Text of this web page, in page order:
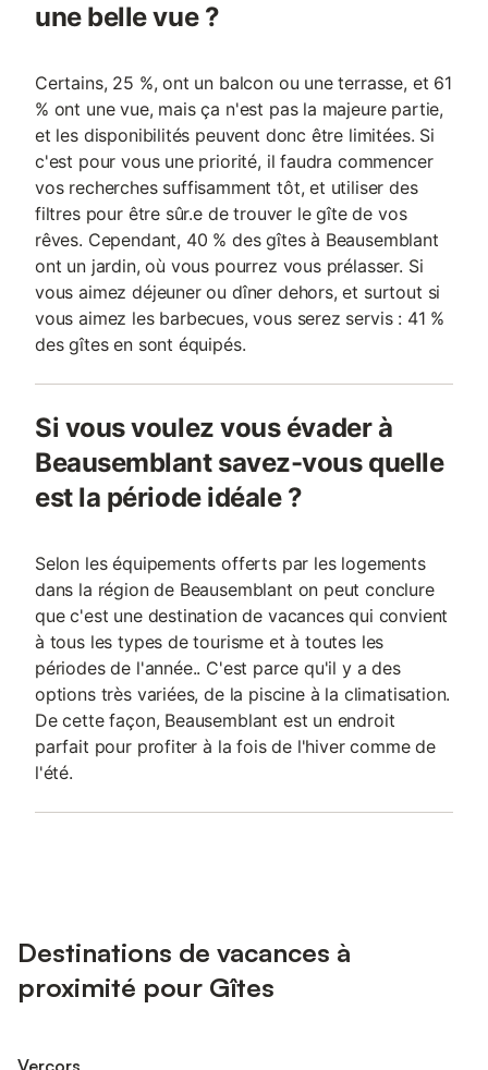
une belle vue ?
Certains, 25 %, ont un balcon ou une terrasse, et 61
% ont une vue, mais ça n'est pas la majeure partie,
et les disponibilités peuvent donc être limitées. Si
c'est pour vous une priorité, il faudra commencer
vos recherches suffisamment tôt, et utiliser des
filtres pour être sûr.e de trouver le gîte de vos
rêves. Cependant, 40 % des gîtes à Beausemblant
ont un jardin, où vous pourrez vous prélasser. Si
vous aimez déjeuner ou dîner dehors, et surtout si
vous aimez les barbecues, vous serez servis : 41 %
des gîtes en sont équipés.
Si vous voulez vous évader à
Beausemblant savez-vous quelle
est la période idéale ?
Selon les équipements offerts par les logements
dans la région de Beausemblant on peut conclure
que c'est une destination de vacances qui convient
à tous les types de tourisme et à toutes les
périodes de l'année.. C'est parce qu'il y a des
options très variées, de la piscine à la climatisation.
De cette façon, Beausemblant est un endroit
parfait pour profiter à la fois de l'hiver comme de
l'été.
Destinations de vacances à
proximité pour Gîtes
Vercors